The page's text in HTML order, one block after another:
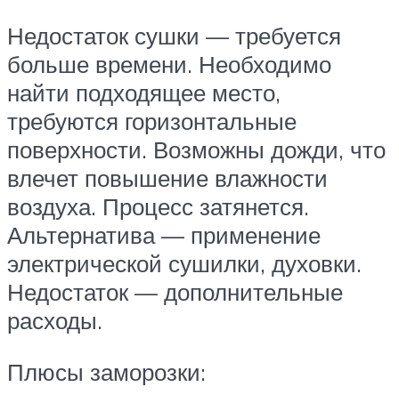
Недостаток сушки — требуется
больше времени. Необходимо
найти подходящее место,
требуются горизонтальные
поверхности. Возможны дожди, что
влечет повышение влажности
воздуха. Процесс затянется.
Альтернатива — применение
электрической сушилки, духовки.
Недостаток — дополнительные
расходы.
Плюсы заморозки: